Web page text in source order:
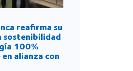
reafirma su
sostenibilidad
100%
alianza con